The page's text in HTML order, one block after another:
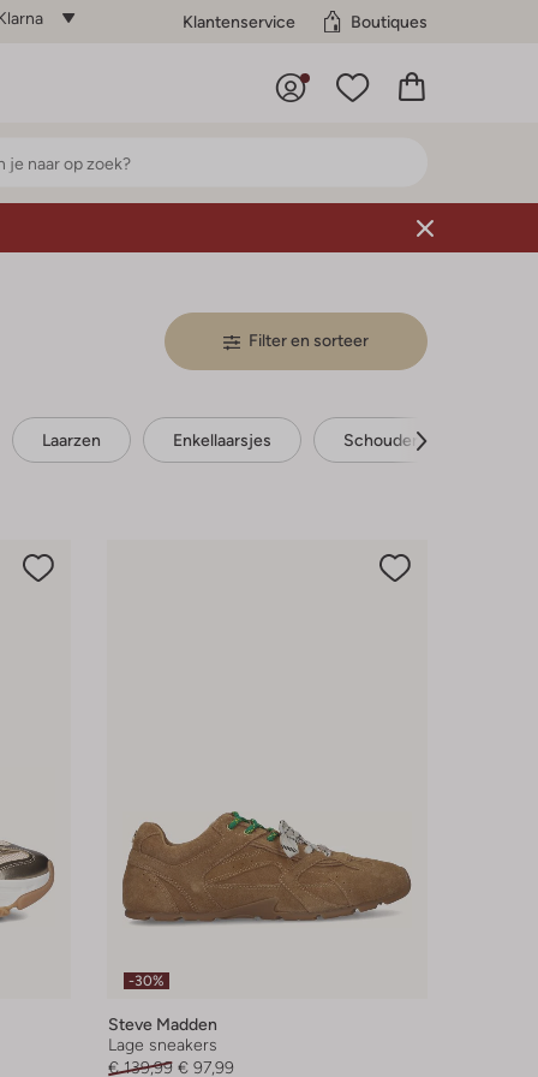
Klantenservice Boutiques
Filter en sorteer
Laarzen Enkellaarsjes Schoudertassen
-30%
Steve Madden
Lage sneakers
€ 139,99 € 97,99